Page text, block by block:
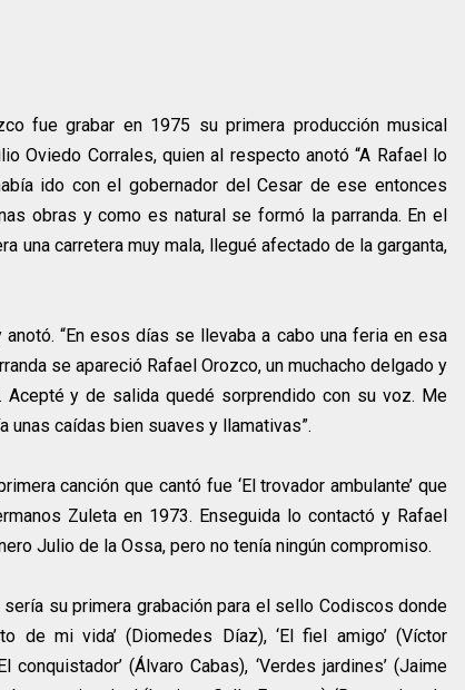
fue grabar en 1975 su primera producción musical
Oviedo Corrales, quien al respecto anotó “A Rafael lo
ido con el gobernador del Cesar de ese entonces
obras y como es natural se formó la parranda. En el
una carretera muy mala, llegué afectado de la garganta,
“En esos días se llevaba a cabo una feria en esa
se apareció Rafael Orozco, un muchacho delgado y
Acepté y de salida quedé sorprendido con su voz. Me
caídas bien suaves y llamativas”.
canción que cantó fue ‘El trovador ambulante’ que
Zuleta en 1973. Enseguida lo contactó y Rafael
Julio de la Ossa, pero no tenía ningún compromiso.
su primera grabación para el sello Codiscos donde
de mi vida’ (Diomedes Díaz), ‘El fiel amigo’ (Víctor
conquistador’ (Álvaro Cabas), ‘Verdes jardines’ (Jaime